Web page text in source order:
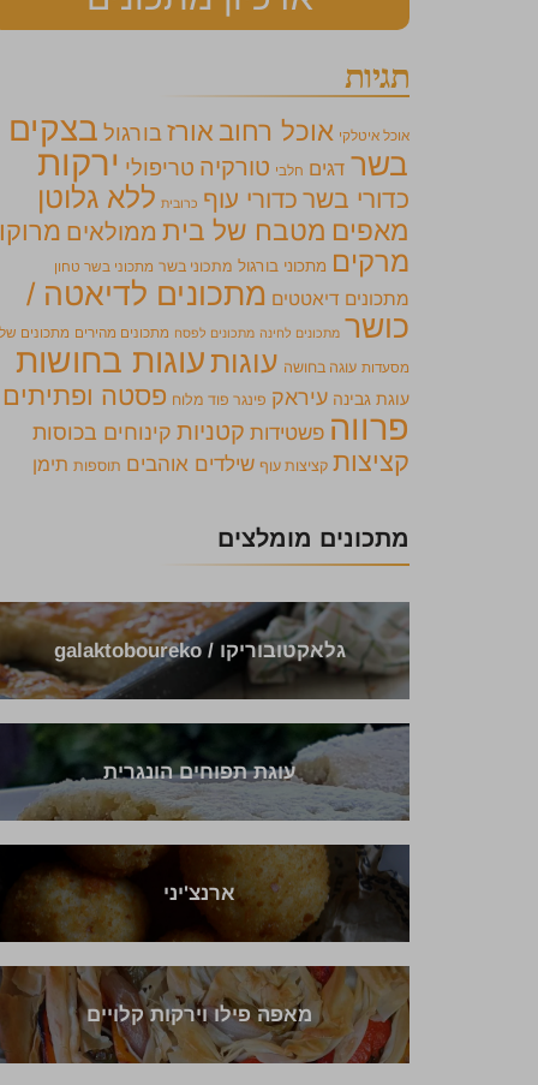
תגיות
אוכל איטלקי אוכל רחוב אורזבורגול בצקים
בשר דגים חלבי טורקיה טריפולי ירקות
כדורי בשר כדורי עוף כרובית ללא גלוטן
מאפים מטבח של בית ממולאים מרוקו
מרקים מתכוני בורגול מתכוני בשר מתכוני בשר טחון
מתכונים דיאטטים מתכונים לדיאטה /
כושר מתכונים לחינה מתכונים לפסח מתכונים מהירים מתכונים של
מסעדות עוגה בחושה עוגותעוגות בחושות
עוגת גבינה עיראק פינגר פוד מלוח פסטה ופתיתים
פרווה פשטידות קטניות קינוחים בכוסות
קציצות קציצות עוף שילדים אוהבים תוספות תימן
מתכונים מומלצים
גלאקטובוריקו / galaktoboureko
עוגת תפוחים הונגרית
ארנצ'יני
מאפה פילו וירקות קלויים